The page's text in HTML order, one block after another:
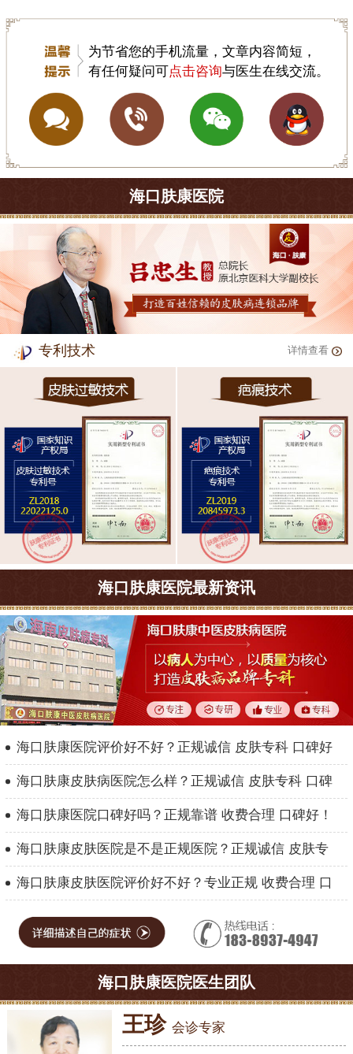
为节省您的手机流量，文章内容简短，
有任何疑问可点击咨询与医生在线交流。
海口肤康医院
专利技术 详情查看
海口肤康医院最新资讯
海口肤康医院评价好不好？正规诚信 皮肤专科 口碑好
海口肤康皮肤病医院怎么样？正规诚信 皮肤专科 口碑
海口肤康医院口碑好吗？正规靠谱 收费合理 口碑好！
海口肤康皮肤医院是不是正规医院？正规诚信 皮肤专
海口肤康皮肤医院评价好不好？专业正规 收费合理 口
海口肤康医院医生团队
王珍 会诊专家